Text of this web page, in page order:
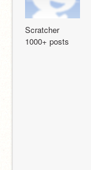
Scratcher
1000+ posts